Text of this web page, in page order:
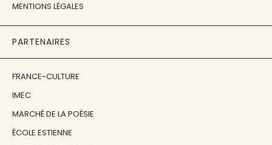
MENTIONS LÉGALES
PARTENAIRES
FRANCE-CULTURE
IMEC
MARCHÉ DE LA POÉSIE
ÉCOLE ESTIENNE